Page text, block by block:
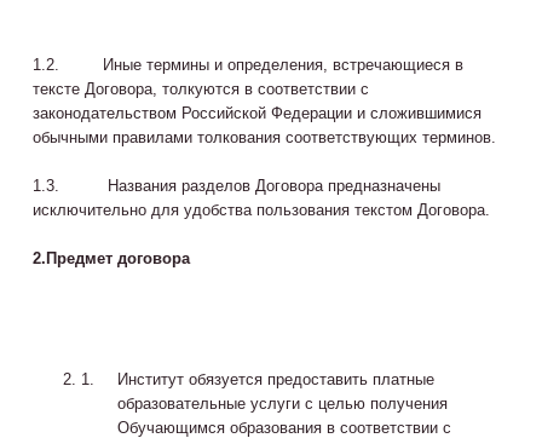
1.2. Иные термины и определения, встречающиеся в
тексте Договора, толкуются в соответствии с
законодательством Российской Федерации и сложившимися
обычными правилами толкования соответствующих терминов.
1.3. Названия разделов Договора предназначены
исключительно для удобства пользования текстом Договора.
2. Предмет договора
Институт обязуется предоставить платные
образовательные услуги с целью получения
Обучающимся образования в соответствии с